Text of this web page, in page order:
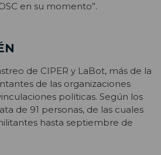
en su momento”.
de CIPER y LaBot, más de la
de las organizaciones
políticas. Según los
de 91 personas, de las cuales
hasta septiembre de